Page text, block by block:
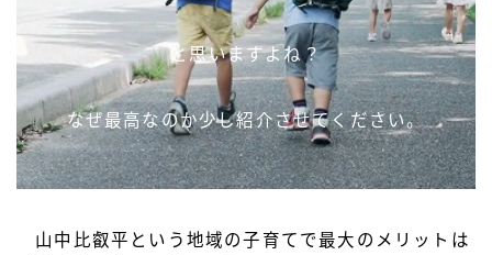
と思いますよね？
なぜ最高なのか少し紹介させてください。
山中比叡平という地域の子育てで最大のメリットは